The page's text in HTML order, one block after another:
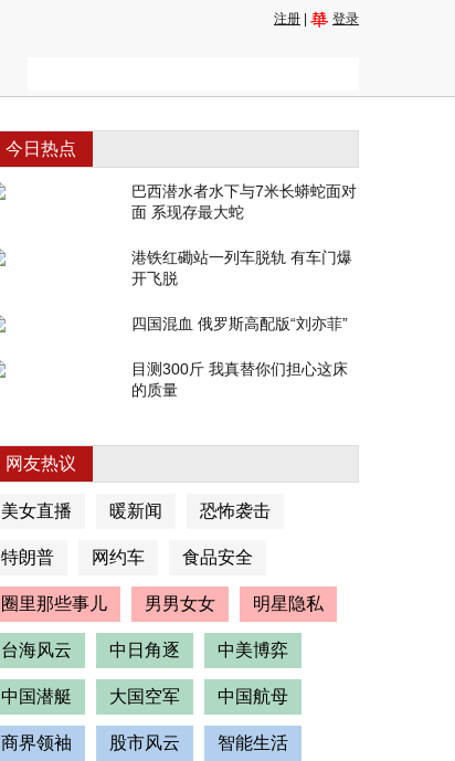
注册 登录
今日热点
巴西潜水者水下与7米长蟒蛇面对
面 系现存最大蛇
港铁红磡站一列车脱轨 有车门爆
开飞脱
四国混血 俄罗斯高配版“刘亦菲”
目测300斤 我真替你们担心这床
的质量
网友热议
美女直播 暖新闻 恐怖袭击
特朗普 网约车 食品安全
圈里那些事儿 男男女女 明星隐私
台海风云 中日角逐 中美博弈
中国潜艇 大国空军 中国航母
商界领袖 股市风云 智能生活